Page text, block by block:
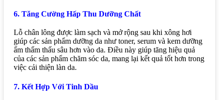
6. Tăng Cường Hấp Thu Dưỡng Chất
Lỗ chân lông được làm sạch và mở rộng sau khi xông hơi
giúp các sản phẩm dưỡng da như toner, serum và kem dưỡng
ẩm thẩm thấu sâu hơn vào da. Điều này giúp tăng hiệu quả
của các sản phẩm chăm sóc da, mang lại kết quả tốt hơn trong
việc cải thiện làn da.
7. Kết Hợp Với Tinh Dầu